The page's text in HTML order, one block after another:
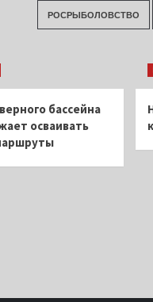
РОСРЫБОЛОВСТВО
бассейна
осваивать